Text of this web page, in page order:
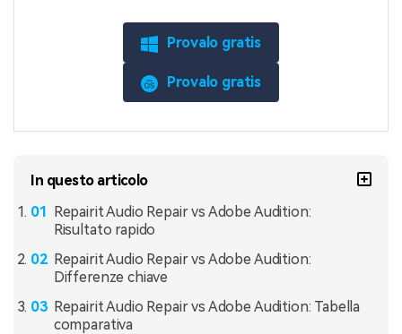
Provalo gratis
Provalo gratis
In questo articolo
Repairit Audio Repair vs Adobe Audition:
Risultato rapido
Repairit Audio Repair vs Adobe Audition:
Differenze chiave
Repairit Audio Repair vs Adobe Audition: Tabella
comparativa